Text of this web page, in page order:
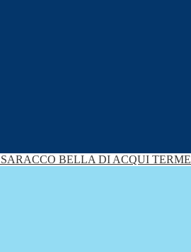
SARACCO BELLA DI ACQUI TERME